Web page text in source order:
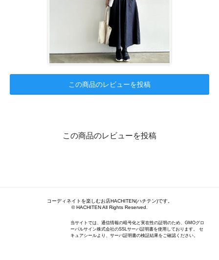
この商品のレビューを投稿
この商品のレビューを投稿
コーディネイトを楽しむお店HACHITEN(ハチテン)です。
© HACHITEN All Rights Reserved.
当サイトでは、通信情報の暗号化と実在性の証明のため、GMOグロ
ーバルサイン株式会社のSSLサーバ証明書を使用しております。 セ
キュアシールより、サーバ証明書の検証結果をご確認ください。